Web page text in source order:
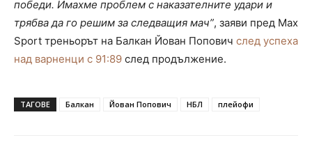
победи. Имахме проблем с наказателните удари и
трябва да го решим за следващия мач”, заяви пред Max
Sport треньорът на Балкан Йован Попович след успеха
над варненци с 91:89 след продължение.
ТАГОВЕ Балкан Йован Попович НБЛ плейофи